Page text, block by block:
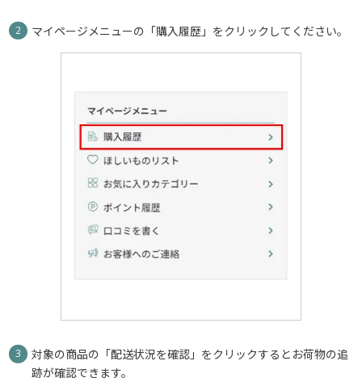
マイページメニューの「購入履歴」をクリックしてください。
対象の商品の「配送状況を確認」をクリックするとお荷物の追
跡が確認できます。